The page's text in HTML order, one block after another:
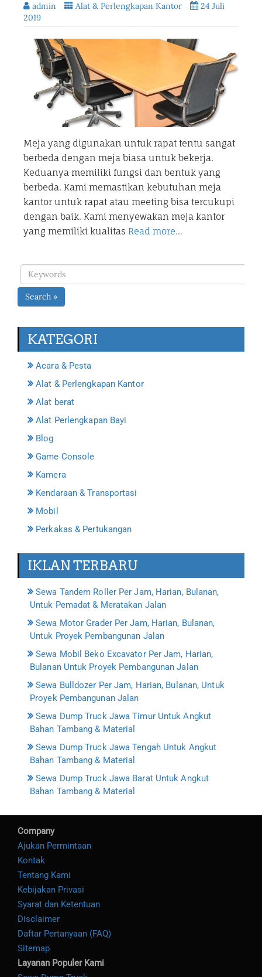
admin Alat & Perlengkapan Kantor
24 Juli
2019
Meja yang digunakan untuk rapat tentu sangat
berbeda dengan meja biasa untuk bekerja.
Keduanya memiliki fungsi dan bentuk yang
berbeda. Kami memastikan kebutuhan meja
kantor untuk rapat atau meeting bisa tercukupi
dengan baik. Kami menyewakan meja kantor
yang memiliki kualitas Read more…
Search »
KATEGORI
Acara & Pesta
Alat & Perlengkapan Kantor
Alat berat
Alat Perlengkapan Bayi
Blog
Game Console
Kamera
Kendaraan & Transportasi
Mobil
Perkakas & Pertukangan
IKLAN TERBARU
Sewa Tandem Roller Per Jam, Harian, Bulanan,
Untuk Pemadat & Meratakan Jalan
Sewa Motor Grader Per Jam, Harian, Bulanan,
Untuk Proyek Pembangunan Jalan
Sewa Mobil Beko Excavator Per Jam, Harian,
Bulanan Untuk Proyek Pembangunan Jalan
Sewa Bulldozer Per Jam, Harian, Bulanan, Untuk
Proyek Pembangunan Jalan
Sewa Dump Truck Jawa Timur Untuk Angkut
Bahan Tambang & Material
Sewa Dump Truck Jawa Tengah Untuk Angkut
Bahan Tambang & Material
Sewa Dump Truck Jawa Barat Untuk Angkut
Bahan Tambang & Material
Company
Ajukan Permintaan
Kontak
Tentang Kami
Kebijakan Privasi
Syarat dan Ketentuan
Disclaimer
Daftar Pertanyaan (FAQ)
Sitemap
Layanan Populer Kami